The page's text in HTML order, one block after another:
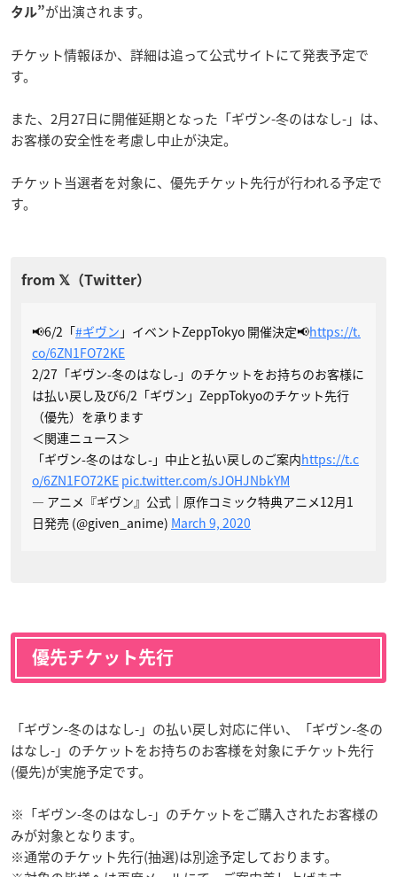
タル”が出演されます。
チケット情報ほか、詳細は追って公式サイトにて発表予定で
す。
また、2月27日に開催延期となった「ギヴン-冬のはなし-」は、
お客様の安全性を考慮し中止が決定。
チケット当選者を対象に、優先チケット先行が行われる予定で
す。
📢6/2「#ギヴン 」イベントZeppTokyo 開催決定📢https://t.
co/6ZN1FO72KE
2/27「ギヴン-冬のはなし-」のチケットをお持ちのお客様に
は払い戻し及び6/2「ギヴン」ZeppTokyoのチケット先行
（優先）を承ります
＜関連ニュース＞
「ギヴン-冬のはなし-」中止と払い戻しのご案内https://t.c
o/6ZN1FO72KE pic.twitter.com/sJOHJNbkYM
— アニメ『ギヴン』公式｜原作コミック特典アニメ12月1
日発売 (@given_anime) March 9, 2020
優先チケット先行
「ギヴン-冬のはなし-」の払い戻し対応に伴い、「ギヴン-冬の
はなし-」のチケットをお持ちのお客様を対象にチケット先行
(優先)が実施予定です。
※「ギヴン-冬のはなし-」のチケットをご購入されたお客様の
みが対象となります。
※通常のチケット先行(抽選)は別途予定しております。